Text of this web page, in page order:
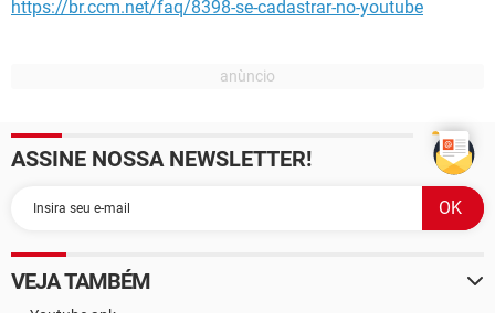
https://br.ccm.net/faq/8398-se-cadastrar-no-youtube
ASSINE NOSSA NEWSLETTER!
VEJA TAMBÉM